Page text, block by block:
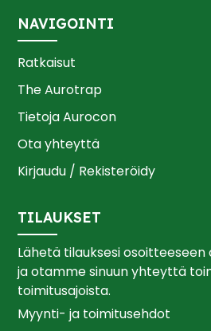
NAVIGOINTI
Ratkaisut
The Aurotrap
Tietoja Aurocon
Ota yhteyttä
Kirjaudu / Rekisteröidy
TILAUKSET
Lähetä tilauksesi osoitteeseen
ja otamme sinuun yhteyttä
toimitusajoista.
Myynti- ja toimitusehdot